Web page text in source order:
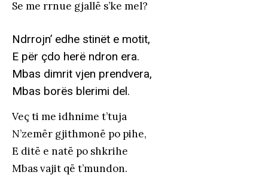
Se me rrnue gjallë s’ke mel?
Ndrrojn’ edhe stinët e motit,
E për çdo herë ndron era.
Mbas dimrit vjen prendvera,
Mbas borës blerimi del.
Veç ti me idhnime t’tuja
N’zemër gjithmonë po pihe,
E ditë e natë po shkrihe
Mbas vajit që t’mundon.